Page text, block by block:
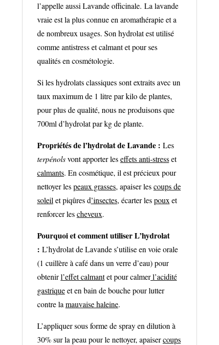
l’appelle aussi Lavande officinale. La lavande
vraie est la plus connue en aromathérapie et a
de nombreux usages. Son hydrolat est utilisé
comme antistress et calmant et pour ses
qualités en cosmétologie.
Si les hydrolats classiques sont extraits avec un
taux maximum de 1 litre par kilo de plantes,
pour plus de qualité, nous ne produisons que
700ml d’hydrolat par kg de plante.
Propriétés de l’hydrolat de Lavande : Les
terpénolsvont apporter leseffets anti-stresset
calmants. En cosmétique, il est précieux pour
nettoyer lespeaux grasses, apaiser lescoups de
soleil et piqûres d’insectes, écarter lespoux et
renforcer lescheveux.
Pourquoi et comment utiliser L’hydrolat
: L’hydrolat de Lavande s’utilise en voie orale
(1 cuillère à café dans un verre d’eau) pour
obtenirl’effet calmantet pour calmerl’acidité
gastriqueet en bain de bouche pour lutter
contre la mauvaise haleine.
L’appliquer sous forme de spray en dilution à
30% sur la peau pour le nettoyer, apaisercoups